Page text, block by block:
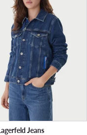
Jeans